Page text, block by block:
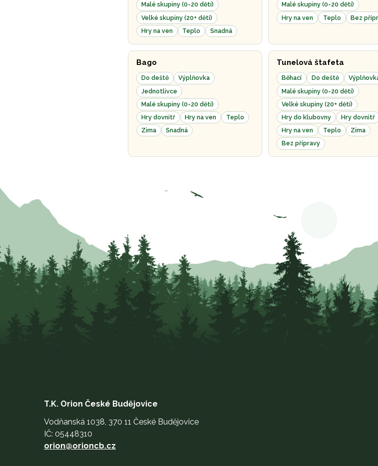
Malé skupiny (0-20 dětí)
Velké skupiny (20+ dětí)
Hry na ven
Teplo Snadná
Malé skupiny (0-20 dětí)
Hry na ven
Teplo Bez
Bago
Do deště
Výplňovka
Jednotlivce
Malé skupiny (0-20 dětí)
Hry dovnitř
Hry na ven
Teplo
Zima
Snadná
Tunelová štafeta
Běhací Do deště
Malé skupiny (0-20 dětí)
Velké skupiny (20+ dětí)
Hry do klubovny
Hry dovnitř
Hry na ven
Teplo
Zima
Bez přípravy
T.K. Orion České Budějovice
Vodňanská 1038, 370 11 České Budějovice
IČ: 05448310
orion@orioncb.cz